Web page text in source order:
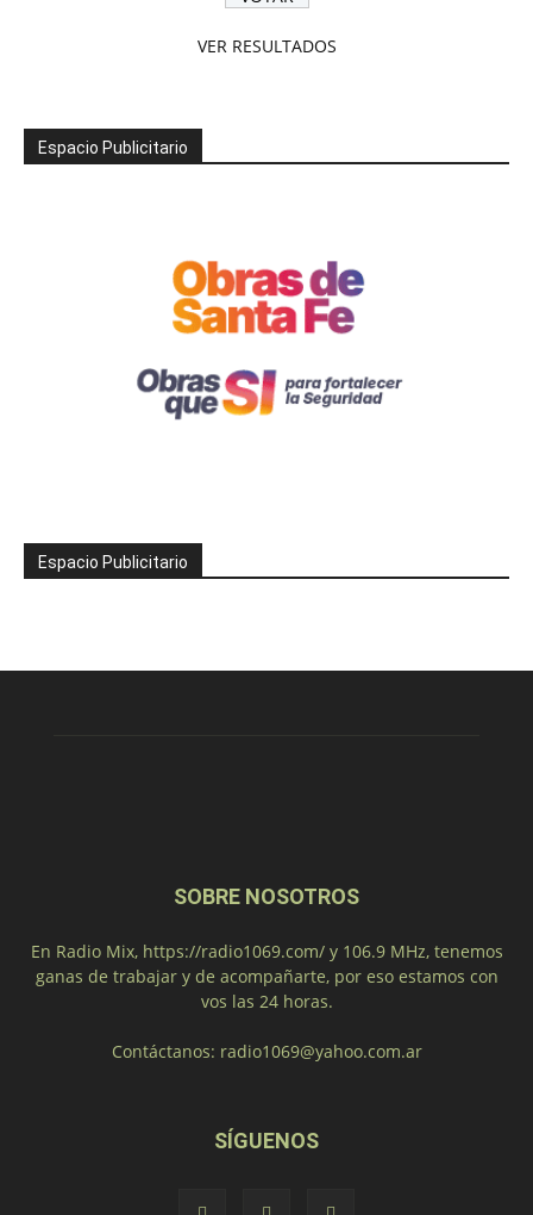
VER RESULTADOS
Espacio Publicitario
Espacio Publicitario
SOBRE NOSOTROS
En Radio Mix, https://radio1069.com/ y 106.9 MHz, tenemos
ganas de trabajar y de acompañarte, por eso estamos con
vos las 24 horas.
Contáctanos: radio1069@yahoo.com.ar
SÍGUENOS